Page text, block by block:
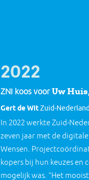
2022
ZNI koos voorUw
Gert de WitZuid-
In 2022 werkte Zuid-
zeven jaar met de
Wensen.
kopers bij hun keuzes en
mogelijk was. “Het